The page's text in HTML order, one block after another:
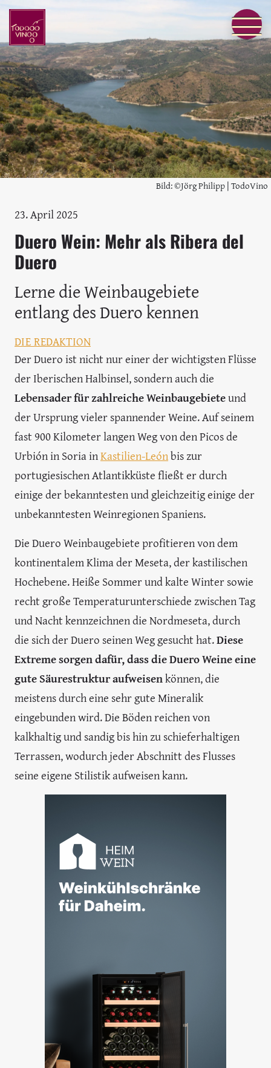
Bild: ©Jörg Philipp | TodoVino
23. April 2025
Duero Wein: Mehr als Ribera del
Duero
Lerne die Weinbaugebiete
entlang des Duero kennen
DIE REDAKTION
Der Duero ist nicht nur einer der wichtigsten Flüsse
der Iberischen Halbinsel, sondern auch die
Lebensader für zahlreiche Weinbaugebieteund
der Ursprung vieler spannender Weine. Auf seinem
fast 900 Kilometer langen Weg von den Picos de
Urbión in Soria inKastilien-Leónbis zur
portugiesischen Atlantikküste fließt er durch
einige der bekanntesten und gleichzeitig einige der
unbekanntesten Weinregionen Spaniens.
Die Duero Weinbaugebiete profitieren von dem
kontinentalem Klima der Meseta, der kastilischen
Hochebene. Heiße Sommer und kalte Winter sowie
recht große Temperaturunterschiede zwischen Tag
und Nacht kennzeichnen die Nordmeseta, durch
die sich der Duero seinen Weg gesucht hat.Diese
Extreme sorgen dafür, dass die Duero Weine eine
gute Säurestruktur aufweisenkönnen, die
meistens durch eine sehr gute Mineralik
eingebunden wird. Die Böden reichen von
kalkhaltig und sandig bis hin zu schieferhaltigen
Terrassen, wodurch jeder Abschnitt des Flusses
seine eigene Stilistik aufweisen kann.